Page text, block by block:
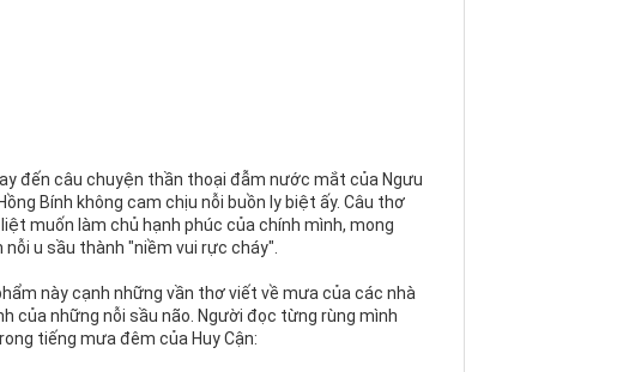
đến câu chuyện thần thoại đẫm nước mắt của Ngưu
Bính không cam chịu nỗi buồn ly biệt ấy. Câu thơ
muốn làm chủ hạnh phúc của chính mình, mong
nỗi u sầu thành "niềm vui rực cháy".
này cạnh những vần thơ viết về mưa của các nhà
của những nỗi sầu não. Người đọc từng rùng mình
tiếng mưa đêm của Huy Cận: